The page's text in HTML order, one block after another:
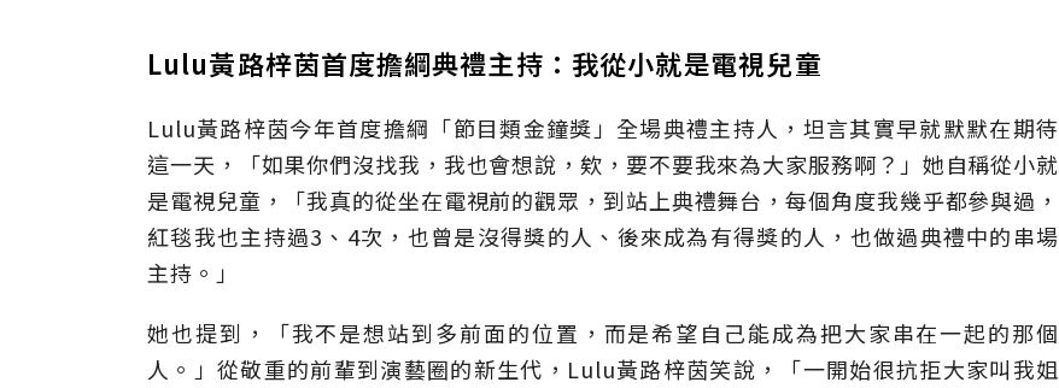
Lulu黃路梓茵首度擔綱典禮主持：我從小就是電視兒童
Lulu黃路梓茵今年首度擔綱「節目類金鐘獎」全場典禮主持人，坦言其實早就默默在期待
這一天，「如果你們沒找我，我也會想說，欸，要不要我來為大家服務啊？」她自稱從小就
是電視兒童，「我真的從坐在電視前的觀眾，到站上典禮舞台，每個角度我幾乎都參與過，
紅毯我也主持過3、4次，也曾是沒得獎的人、後來成為有得獎的人，也做過典禮中的串場
主持。」
她也提到，「我不是想站到多前面的位置，而是希望自己能成為把大家串在一起的那個
人。」從敬重的前輩到演藝圈的新生代，Lulu黃路梓茵笑說，「一開始很抗拒大家叫我姐